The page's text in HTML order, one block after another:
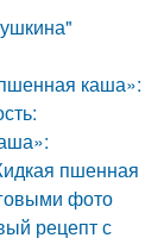
каша»:
пшенная
фото
рецепт с